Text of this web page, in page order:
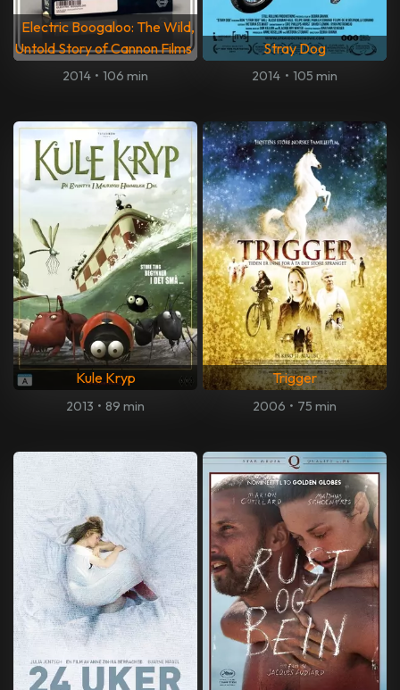
Electric Boogaloo: The Wild,
Untold Story of Cannon Films
2014 • 106 min
Stray Dog
2014 • 105 min
Kule Kryp
2013 • 89 min
Trigger
2006 • 75 min